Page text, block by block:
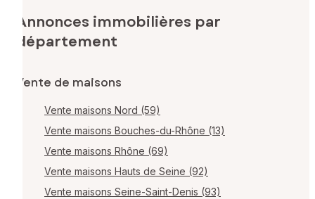
Annonces immobilières par
département
Vente de maisons
Vente maisons Nord (59)
Vente maisons Bouches-du-Rhône (13)
Vente maisons Rhône (69)
Vente maisons Hauts de Seine (92)
Vente maisons Seine-Saint-Denis (93)